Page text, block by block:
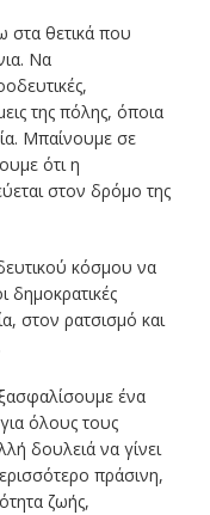
στα θετικά που
Να
της πόλης, όποια
Μπαίνουμε σε
ότι η
στον δρόμο της
κόσμου να
δημοκρατικές
στον ρατσισμό και
ένα
όλους τους
δουλειά να γίνει
πράσινη,
ζωής,